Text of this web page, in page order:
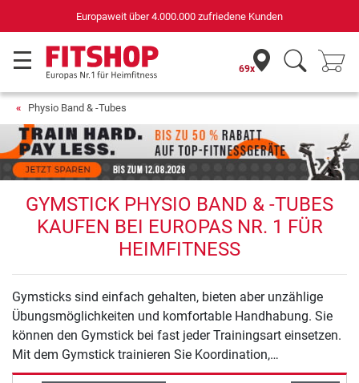
Europaweit über 4.000.000 zufriedene Kunden
69x
Physio Band & -Tubes
GYMSTICK PHYSIO BAND & -TUBES
KAUFEN BEI EUROPAS NR. 1 FÜR
HEIMFITNESS
Gymsticks sind einfach gehalten, bieten aber unzählige
Übungsmöglichkeiten und komfortable Handhabung. Sie
können den Gymstick bei fast jeder Trainingsart einsetzen.
Mit dem Gymstick trainieren Sie Koordination,
Kraftausdauer und Balance.